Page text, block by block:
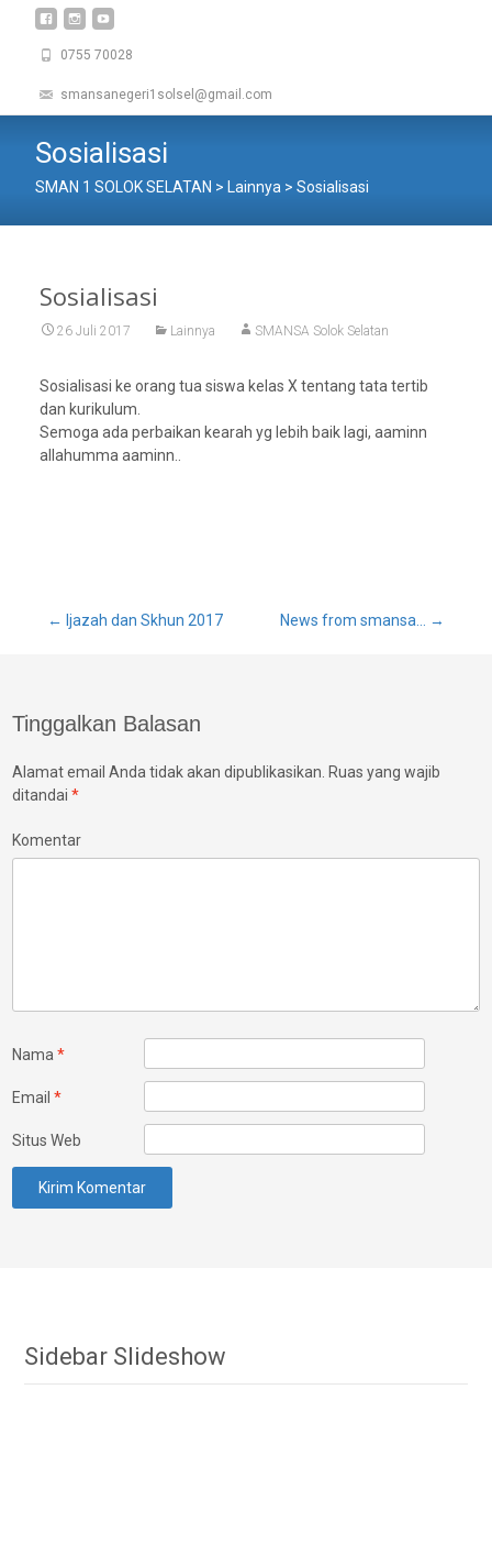
0755 70028
smansanegeri1solsel@gmail.com
Sosialisasi
SMAN 1 SOLOK SELATAN > Lainnya > Sosialisasi
Sosialisasi
26 Juli 2017 Lainnya SMANSA Solok Selatan
Sosialisasi ke orang tua siswa kelas X tentang tata tertib
dan kurikulum.
Semoga ada perbaikan kearah yg lebih baik lagi, aaminn
allahumma aaminn..
Post
navigation
← Ijazah dan Skhun 2017 News from smansa… →
Tinggalkan Balasan
Alamat email Anda tidak akan dipublikasikan. Ruas yang wajib
ditandai*
Komentar
Nama*
Email*
Situs Web
Sidebar Slideshow